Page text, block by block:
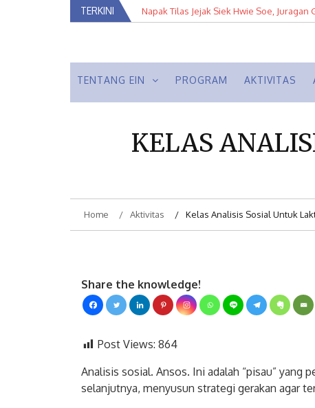
TERKINI Napak Tilas Jejak Siek Hwie Soe, Juragan
Kuratorial Pameran Arsip Fotografi:
Balik Lensa Fotografer Tan Tat Hin
Ein Institute
TENTANG EIN PROGRAM AKTIVITAS
KELAS
Home Aktivitas Kelas Analisis Sosial Untuk
Share the knowledge!
Post Views: 864
Analisis sosial. Ansos. Ini adalah “pisau” yang
selanjutnya, menyusun strategi gerakan agar